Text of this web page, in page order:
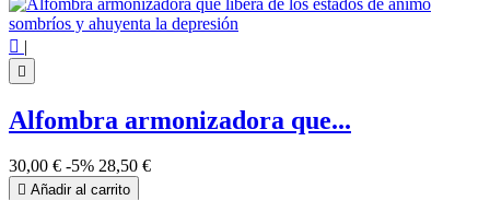
 |

Alfombra armonizadora que...
30,00 € -5% 28,50 €
 Añadir al carrito